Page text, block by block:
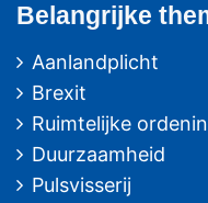
Belangrijke
Aanlandplicht
Brexit
Ruimtelijke
Duurzaamheid
Pulsvisserij